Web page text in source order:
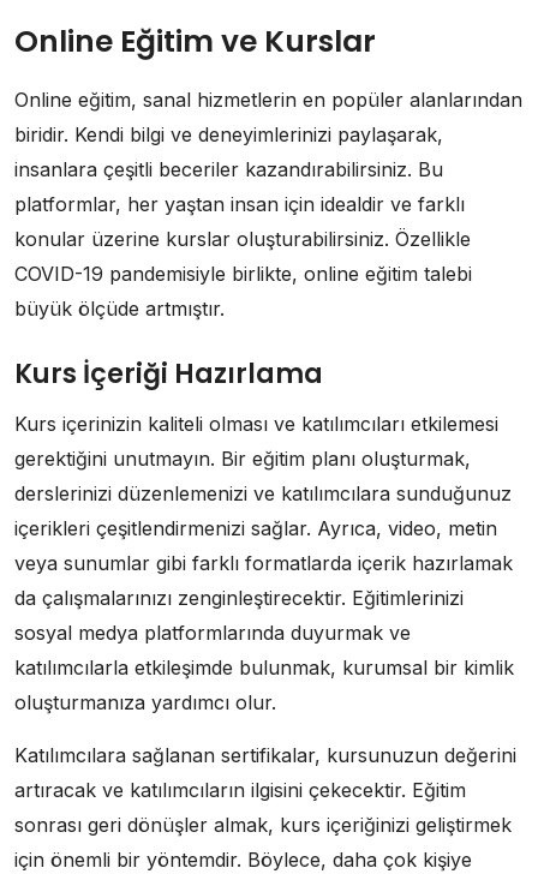
Online Eğitim ve Kurslar
Online eğitim, sanal hizmetlerin en popüler alanlarından
biridir. Kendi bilgi ve deneyimlerinizi paylaşarak,
insanlara çeşitli beceriler kazandırabilirsiniz. Bu
platformlar, her yaştan insan için idealdir ve farklı
konular üzerine kurslar oluşturabilirsiniz. Özellikle
COVID-19 pandemisiyle birlikte, online eğitim talebi
büyük ölçüde artmıştır.
Kurs İçeriği Hazırlama
Kurs içerinizin kaliteli olması ve katılımcıları etkilemesi
gerektiğini unutmayın. Bir eğitim planı oluşturmak,
derslerinizi düzenlemenizi ve katılımcılara sunduğunuz
içerikleri çeşitlendirmenizi sağlar. Ayrıca, video, metin
veya sunumlar gibi farklı formatlarda içerik hazırlamak
da çalışmalarınızı zenginleştirecektir. Eğitimlerinizi
sosyal medya platformlarında duyurmak ve
katılımcılarla etkileşimde bulunmak, kurumsal bir kimlik
oluşturmanıza yardımcı olur.
Katılımcılara sağlanan sertifikalar, kursunuzun değerini
artıracak ve katılımcıların ilgisini çekecektir. Eğitim
sonrası geri dönüşler almak, kurs içeriğinizi geliştirmek
için önemli bir yöntemdir. Böylece, daha çok kişiye